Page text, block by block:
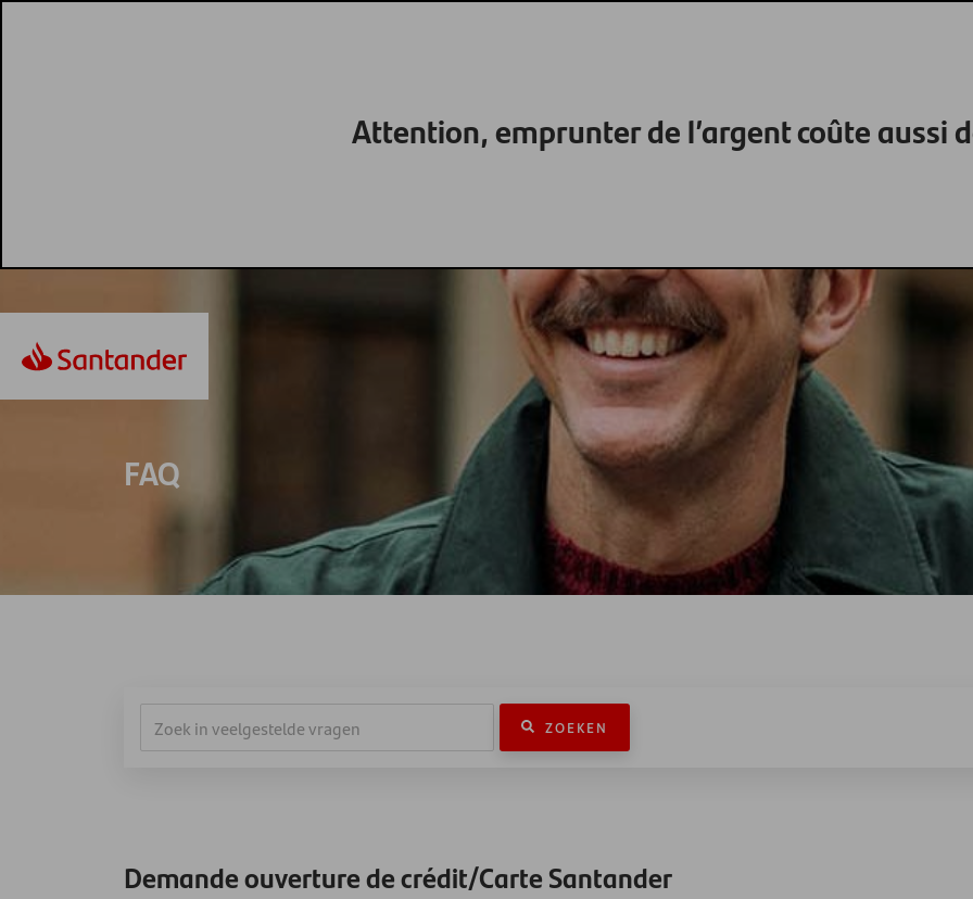
Attention, emprunter de l’argent coûte aussi
FAQ
ZOEKEN
Demande ouverture de crédit/Carte Santander